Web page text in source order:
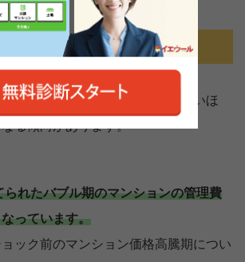
マンションの管理費は高め
ションでも、新築時の価格が高いほ
る傾向があります。
られたバブル期のマンションの管理費
っています。
ック前のマンション価格高騰期につい